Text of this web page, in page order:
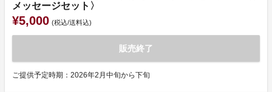
メッセージセット〉
¥5,000 (税込/送料込)
販売終了
ご提供予定時期：2026年2月中旬から下旬